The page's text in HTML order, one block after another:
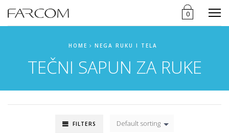
0 Menu
HOME NEGA RUKU I TELA
TEČNI SAPUN ZA RUKE
FILTERS Default sorting